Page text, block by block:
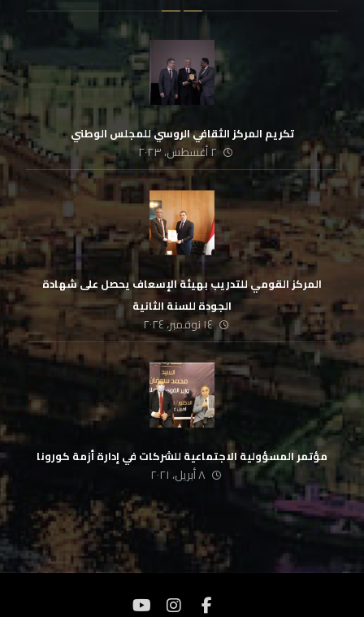
تكريم المركز الثقافي الروسي للمجلس الوطني
٢ أغسطس، ٢٠٢٣
المركز القومي للتدريب بهيئة الإسعاف يحصل على شهادة
الجودة للسنة الثانية
١٤ نوفمبر، ٢٠٢٤
مؤتمر المسؤولية الاجتماعية للشركات في إدارة أزمة كورونا
٨ أبريل، ٢٠٢١